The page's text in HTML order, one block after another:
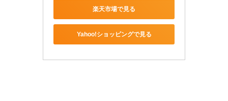
楽天市場で見る
Yahoo!ショッピングで見る